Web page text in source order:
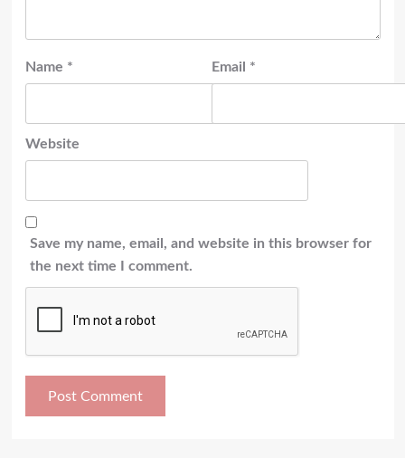
Name * Email *
Website
Save my name, email, and website in this browser for
the next time I comment.